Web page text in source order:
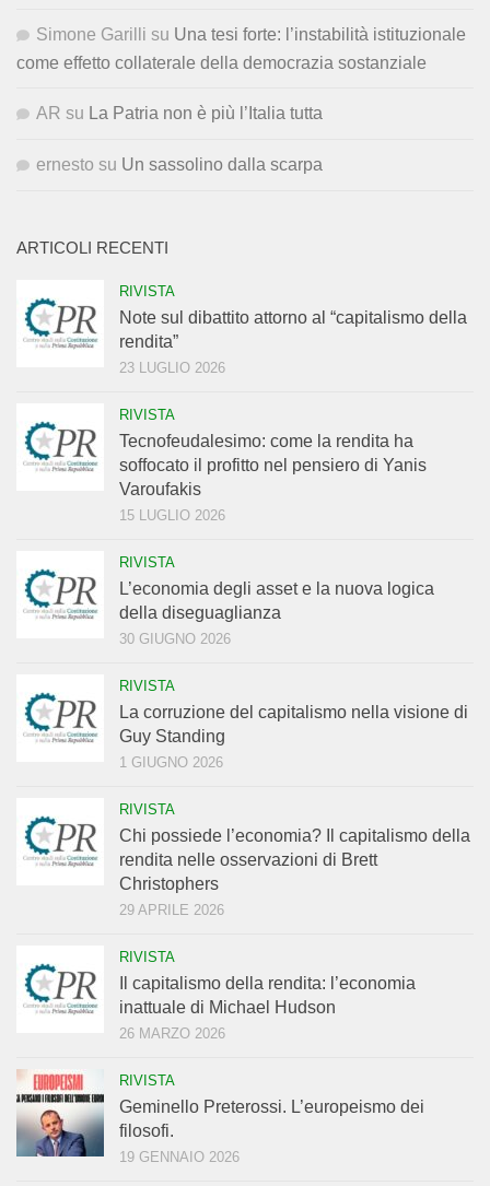
Simone Garilli su Una tesi forte: l’instabilità istituzionale
come effetto collaterale della democrazia sostanziale
AR su La Patria non è più l’Italia tutta
ernesto su Un sassolino dalla scarpa
ARTICOLI RECENTI
RIVISTA
Note sul dibattito attorno al “capitalismo della
rendita”
23 LUGLIO 2026
RIVISTA
Tecnofeudalesimo: come la rendita ha
soffocato il profitto nel pensiero di Yanis
Varoufakis
15 LUGLIO 2026
RIVISTA
L’economia degli asset e la nuova logica
della diseguaglianza
30 GIUGNO 2026
RIVISTA
La corruzione del capitalismo nella visione di
Guy Standing
1 GIUGNO 2026
RIVISTA
Chi possiede l’economia? Il capitalismo della
rendita nelle osservazioni di Brett
Christophers
29 APRILE 2026
RIVISTA
Il capitalismo della rendita: l’economia
inattuale di Michael Hudson
26 MARZO 2026
RIVISTA
Geminello Preterossi. L’europeismo dei
filosofi.
19 GENNAIO 2026